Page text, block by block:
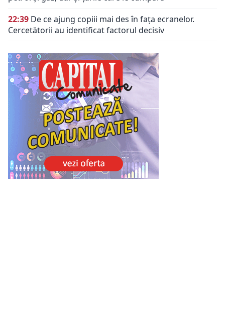
22:39 De ce ajung copiii mai des în fața ecranelor.
Cercetătorii au identificat factorul decisiv